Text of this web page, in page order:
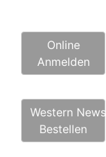
Online
Anmelden
Western News
Bestellen